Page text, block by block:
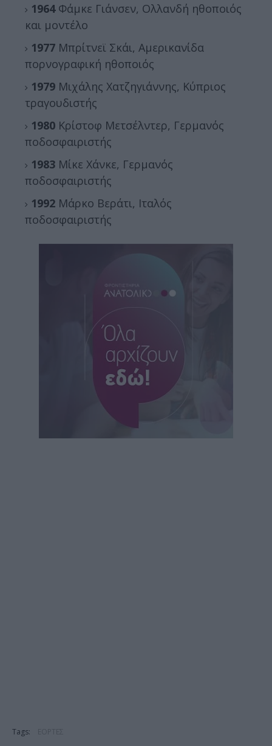
1964 Φάμκε Γιάνσεν, Ολλανδή ηθοποιός
και μοντέλο
1977 Μπρίτνεϊ Σκάι, Αμερικανίδα
πορνογραφική ηθοποιός
1979 Μιχάλης Χατζηγιάννης, Κύπριος
τραγουδιστής
1980 Κρίστοφ Μετσέλντερ, Γερμανός
ποδοσφαιριστής
1983 Μίκε Χάνκε, Γερμανός
ποδοσφαιριστής
1992 Μάρκο Βεράτι, Ιταλός
ποδοσφαιριστής
Tags: